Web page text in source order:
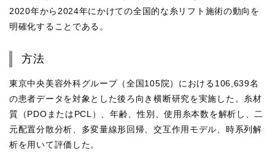
2020年から2024年にかけての全国的な糸リフト施術の動向を
明確化することである。
方法
東京中央美容外科グループ（全国105院）における106,639名
の患者データを対象とした後ろ向き横断研究を実施した。糸材
質（PDOまたはPCL）、年齢、性別、使用糸本数を解析し、二
元配置分散分析、多変量線形回帰、交互作用モデル、時系列解
析を用いて評価した。